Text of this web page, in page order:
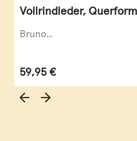
Vollrindleder,
Bruno...
Regulärer Preis:
59,95 €